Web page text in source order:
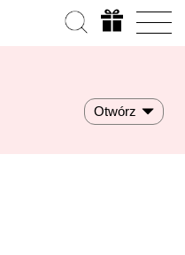
Otwórz